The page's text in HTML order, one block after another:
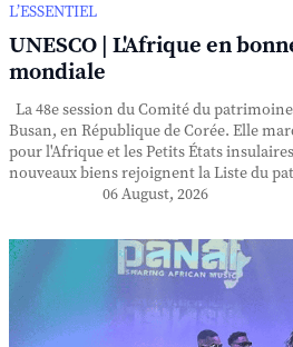
L’ESSENTIEL
UNESCO | L'Afrique en
mondiale
La 48e session du Comité du
Busan, en République de Corée. Elle
pour l'Afrique et les Petits États
nouveaux biens rejoignent la Liste du
06 August, 2026